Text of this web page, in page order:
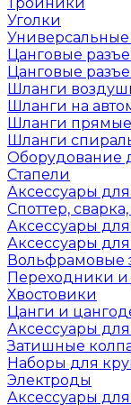
Уголки
Цанговые
Цанговые
Шланги
Шланги на
Шланги прямые
Шланги
Оборудование
Стапели
Аксессуары
Споттер,
Аксессуары
Аксессуары
Вольфрамовые
Переходники и
Хвостовики
Цанги и
Аксессуары
Затишные
Наборы для
Электроды
Аксессуары